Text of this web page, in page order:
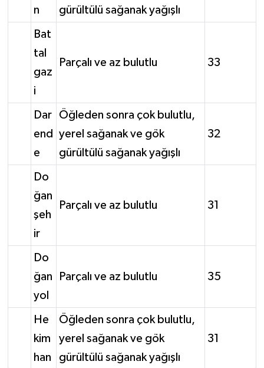
n
gürültülü sağanak yağışlı
Bat
tal
gaz
i
Parçalı ve az bulutlu 33
Dar
end
e
Öğleden sonra çok bulutlu,
yerel sağanak ve gök
gürültülü sağanak yağışlı
32
Do
ğan
şeh
ir
Parçalı ve az bulutlu 31
Do
ğan
yol
Parçalı ve az bulutlu 35
He
kim
han
Öğleden sonra çok bulutlu,
yerel sağanak ve gök
gürültülü sağanak yağışlı
31